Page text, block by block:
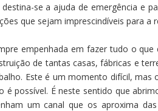
se a ajuda de emergência e
que sejam imprescindíveis para a
empenhada em fazer tudo o
de tantas casas, fábricas e
Este é um momento difícil,
é possível. É neste sentido que
um canal que os aproxima